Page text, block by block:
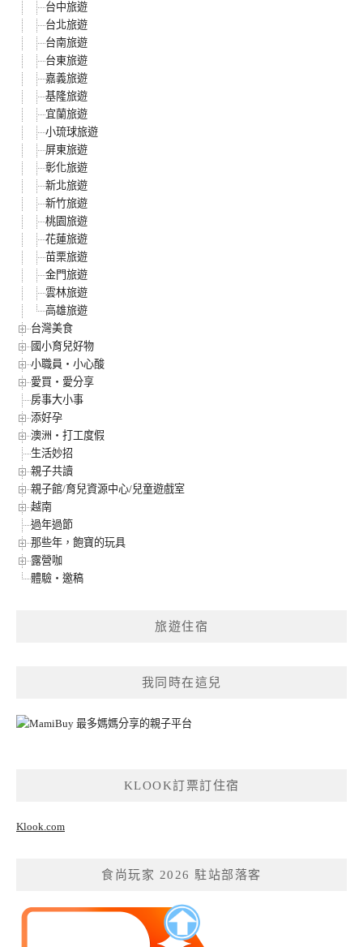
台中旅遊
台北旅遊
台南旅遊
台東旅遊
嘉義旅遊
基隆旅遊
宜蘭旅遊
小琉球旅遊
屏東旅遊
彰化旅遊
新北旅遊
新竹旅遊
桃園旅遊
花蓮旅遊
苗栗旅遊
金門旅遊
雲林旅遊
高雄旅遊
台灣美食
國小育兒好物
小職員‧小心酸
愛買‧愛分享
房事大小事
添好孕
澳洲‧打工度假
生活妙招
親子共讀
親子館/育兒資源中心/兒童遊戲室
越南
過年過節
那些年，飽寶的玩具
露營咖
體驗‧邀稿
旅遊住宿
我同時在這兒
KLOOK訂票訂住宿
Klook.com
食尚玩家 2026 駐站部落客